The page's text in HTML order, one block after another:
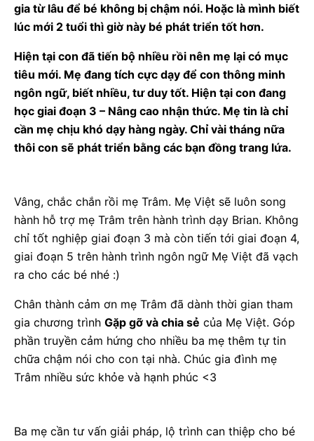
gia từ lâu để bé không bị chậm nói. Hoặc là mình biết
lúc mới 2 tuổi thì giờ này bé phát triển tốt hơn.
Hiện tại con đã tiến bộ nhiều rồi nên mẹ lại có mục
tiêu mới. Mẹ đang tích cực dạy để con thông minh
ngôn ngữ, biết nhiều, tư duy tốt. Hiện tại con đang
học giai đoạn 3 – Nâng cao nhận thức. Mẹ tin là chỉ
cần mẹ chịu khó dạy hàng ngày. Chỉ vài tháng nữa
thôi con sẽ phát triển bằng các bạn đồng trang lứa.
Vâng, chắc chắn rồi mẹ Trâm. Mẹ Việt sẽ luôn song
hành hỗ trợ mẹ Trâm trên hành trình dạy Brian. Không
chỉ tốt nghiệp giai đoạn 3 mà còn tiến tới giai đoạn 4,
giai đoạn 5 trên hành trình ngôn ngữ Mẹ Việt đã vạch
ra cho các bé nhé :)
Chân thành cảm ơn mẹ Trâm đã dành thời gian tham
gia chương trình Gặp gỡ và chia sẻ của Mẹ Việt. Góp
phần truyền cảm hứng cho nhiều ba mẹ thêm tự tin
chữa chậm nói cho con tại nhà. Chúc gia đình mẹ
Trâm nhiều sức khỏe và hạnh phúc <3
Ba mẹ cần tư vấn giải pháp, lộ trình can thiệp cho bé